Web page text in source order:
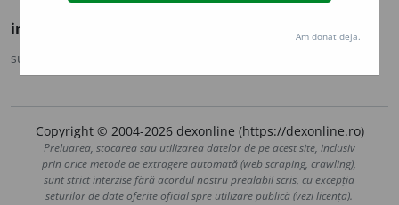
inventar
sursa:
Copyright © 2004-2026 dexonline (https://dexonline.ro)
Preluarea, stocarea sau utilizarea datelor de pe acest site, inclusiv
prin orice metode de extragere automată (web scraping, crawling),
sunt strict interzise fără acordul nostru prealabil scris, cu excepția
seturilor de date oferite oficial spre utilizare publică (vezi licența).
Am donat deja.